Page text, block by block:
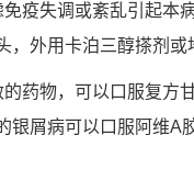
疫失调或紊乱引起本
外用卡泊三醇搽剂或
药物，可以口服复方
银屑病可以口服阿维A